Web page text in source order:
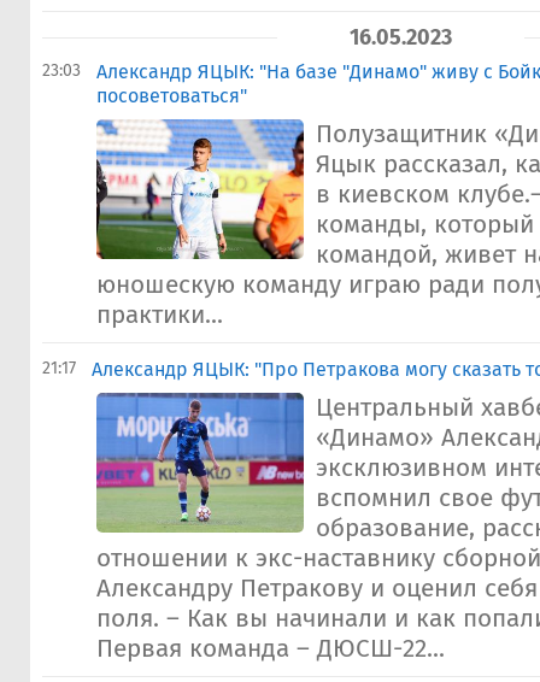
16.05.2023
23:03
Александр ЯЦЫК: "На базе "Динамо" живу с
посоветоваться"
Полузащитник
Яцык рассказал,
в киевском
команды, который
командой, живет
юношескую команду играю ради
практики...
21:17 Александр ЯЦЫК: "Про Петракова могу сказать
Центральный
«Динамо»
эксклюзивном
вспомнил свое
образование,
отношении к экс-наставнику
Александру Петракову и оценил
поля. – Как вы начинали и как
Первая команда – ДЮСШ-22...